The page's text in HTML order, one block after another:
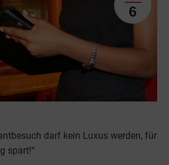
6
darf kein Luxus werden, für
spart!“